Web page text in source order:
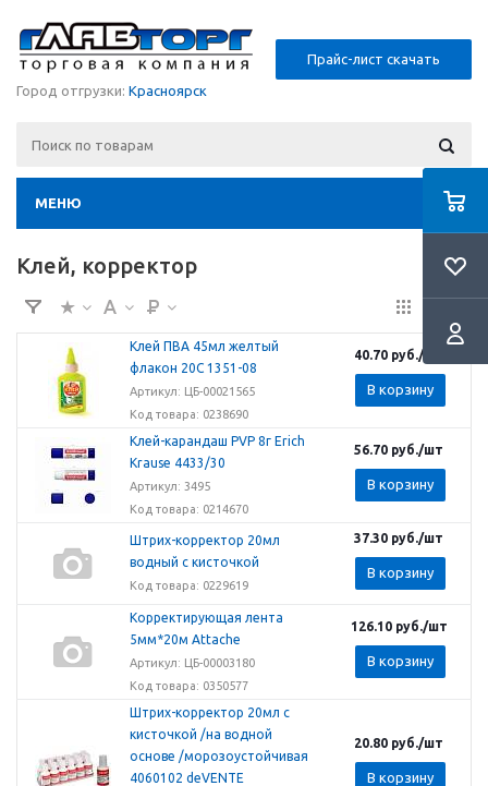
Прайс-лист скачать
Город отгрузки: Красноярск
МЕНЮ
Клей, корректор
Клей ПВА 45мл желтый
флакон 20С 1351-08
Артикул: ЦБ-00021565
Код товара: 0238690
40.70 руб./шт
В корзину
Клей-карандаш PVP 8г Erich
Krause 4433/30
Артикул: 3495
Код товара: 0214670
56.70 руб./шт
В корзину
Штрих-корректор 20мл
водный с кисточкой
Код товара: 0229619
37.30 руб./шт
В корзину
Корректирующая лента
5мм*20м Attache
Артикул: ЦБ-00003180
Код товара: 0350577
126.10руб./шт
В корзину
Штрих-корректор 20мл с
кисточкой /на водной
основе /морозоустойчивая
4060102 deVENTE
20.80 руб./шт
В корзину